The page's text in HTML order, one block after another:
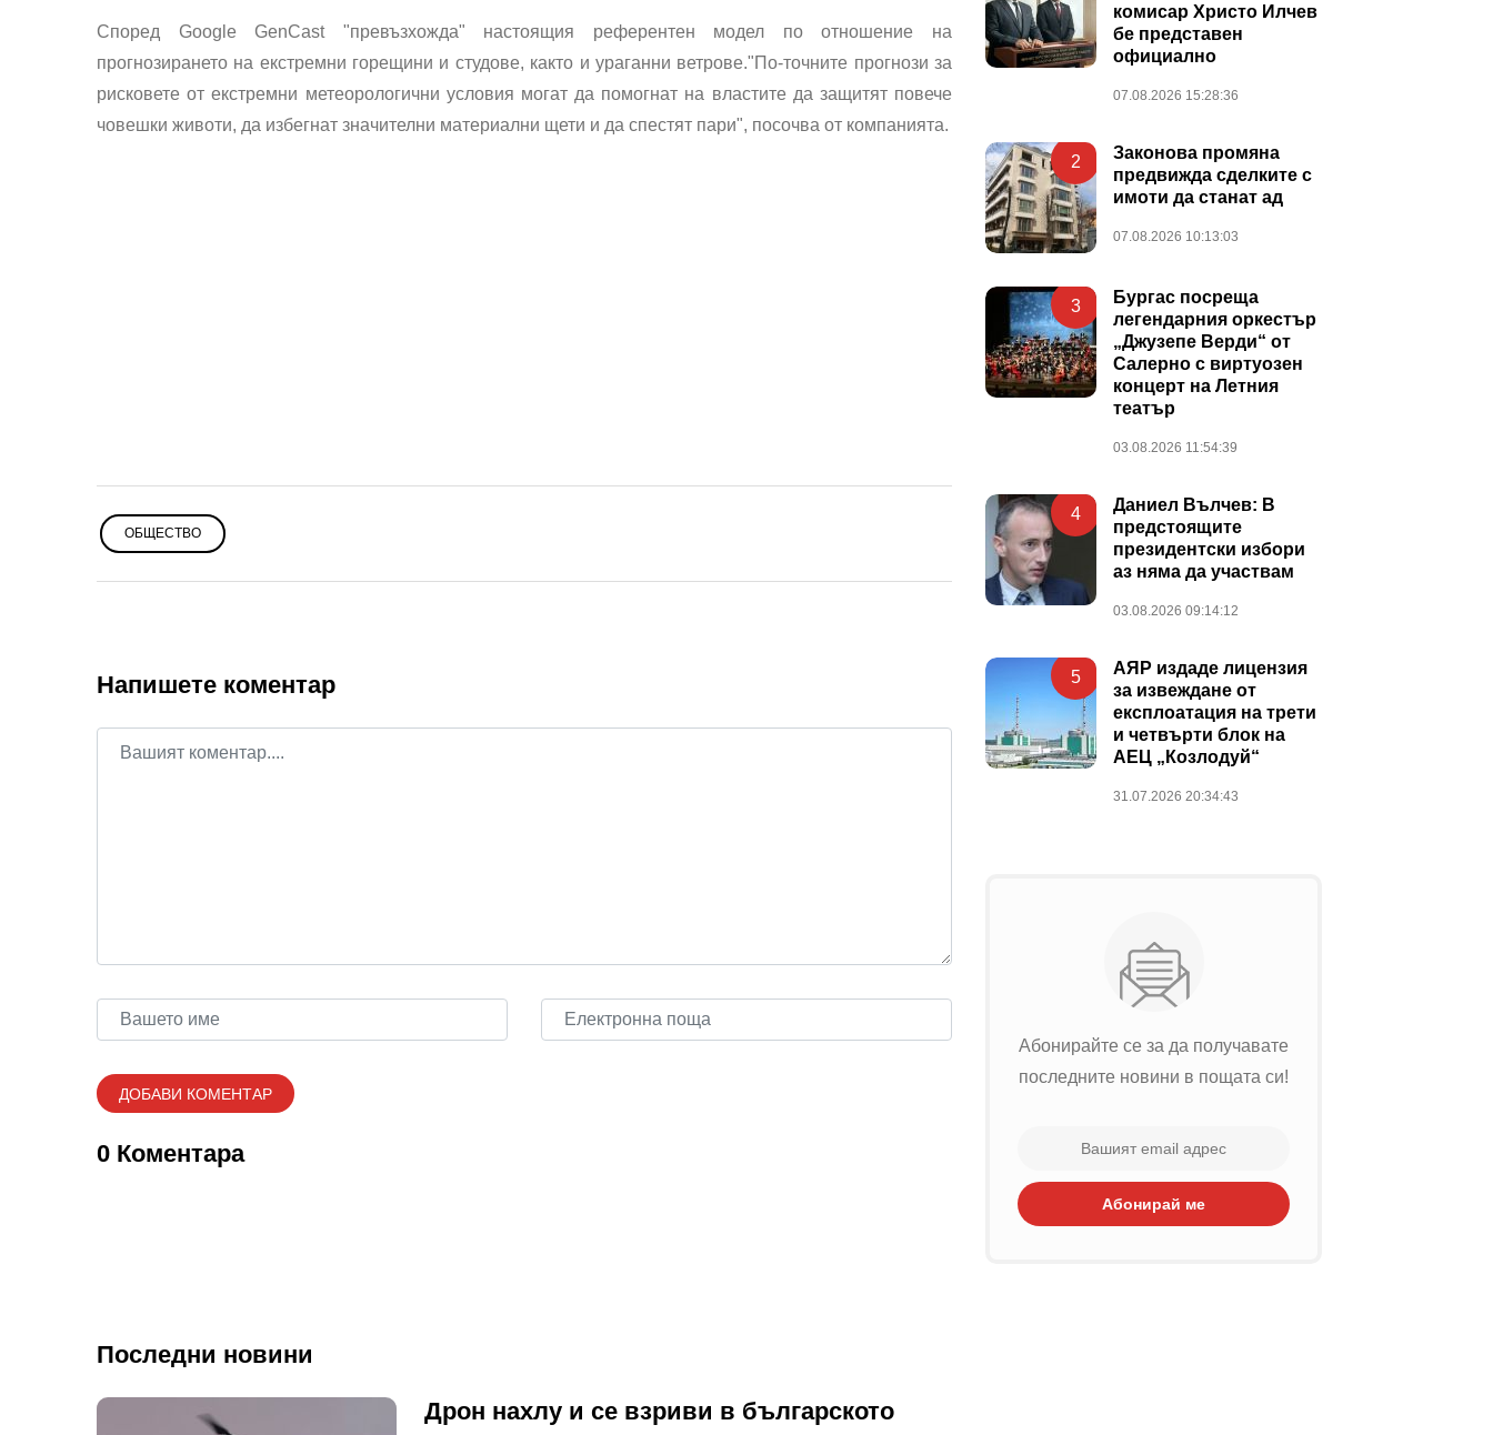
Според Google GenCast "превъзхожда" настоящия референтен модел по отношение на
прогнозирането на екстремни горещини и студове, както и ураганни ветрове."По-точните прогнози за
рисковете от екстремни метеорологични условия могат да помогнат на властите да защитят повече
човешки животи, да избегнат значителни материални щети и да спестят пари", посочва от компанията.
ОБЩЕСТВО
Напишете коментар
0 Коментара
Последни новини
Дрон нахлу и се взриви в българското
комисар Христо Илчев
бе представен
официално
07.08.2026 15:28:36
2
Законова промяна
предвижда сделките с
имоти да станат ад
07.08.2026 10:13:03
3
Бургас посреща
легендарния оркестър
„Джузепе Верди“ от
Салерно с виртуозен
концерт на Летния
театър
03.08.2026 11:54:39
4
Даниел Вълчев: В
предстоящите
президентски избори
аз няма да участвам
03.08.2026 09:14:12
5
АЯР издаде лицензия
за извеждане от
експлоатация на трети
и четвърти блок на
АЕЦ „Козлодуй“
31.07.2026 20:34:43
Абонирайте се за да получавате
последните новини в пощата си!
Абонирай ме